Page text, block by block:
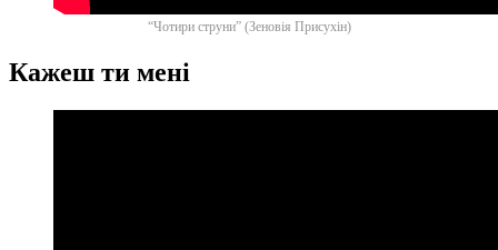
“Чотири струни” (Зеновія Присухін)
Кажеш ти мені